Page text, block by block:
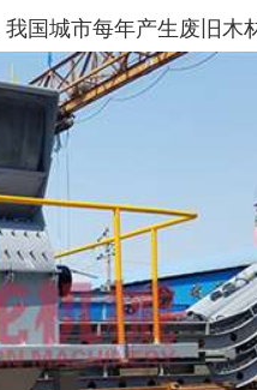
城市每年产生废旧木